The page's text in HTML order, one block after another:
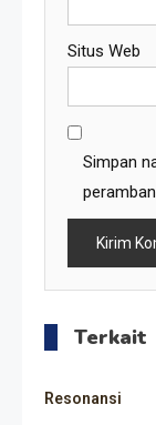
Situs Web
Simpan
Terkait
Resonansi